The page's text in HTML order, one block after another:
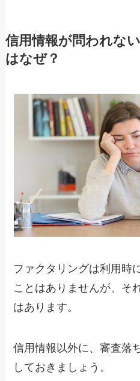
信用情報が問われな
はなぜ？
ファクタリングは利用時
ことはありませんが、そ
はあります。
信用情報以外に、審査落
しておきましょう。